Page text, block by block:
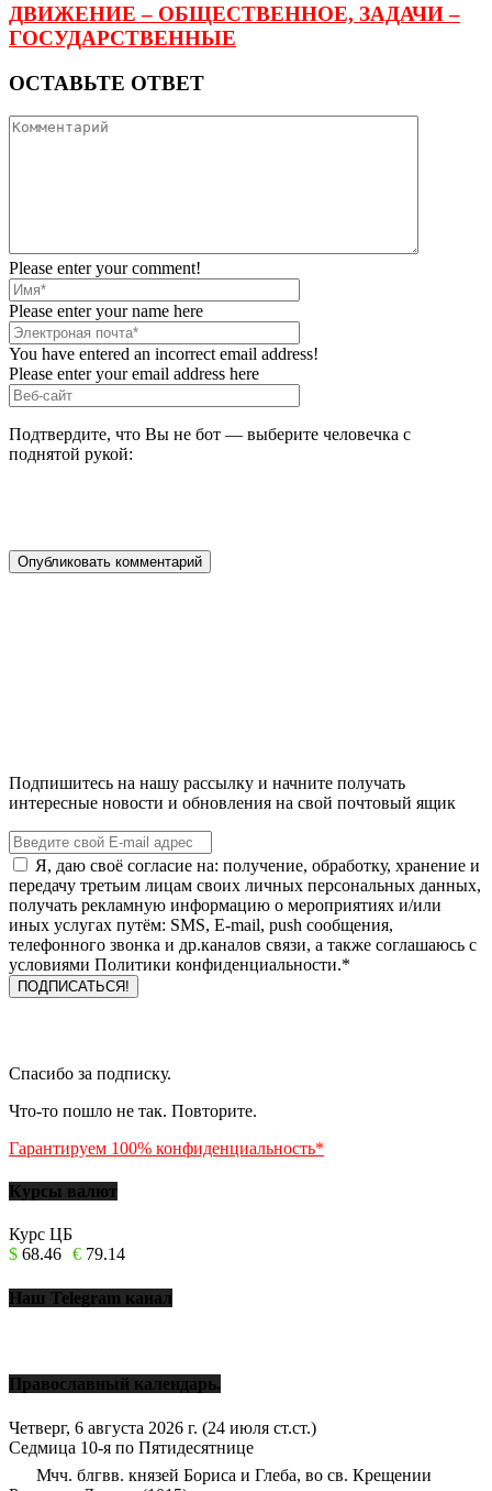
ДВИЖЕНИЕ – ОБЩЕСТВЕННОЕ, ЗАДАЧИ –
ГОСУДАРСТВЕННЫЕ
ОСТАВЬТЕ ОТВЕТ
Please enter your comment!
Please enter your name here
You have entered an incorrect email address!
Please enter your email address here
Подтвердите, что Вы не бот — выберите человечка с
поднятой рукой:
Подпишитесь на нашу рассылку и начните получать
интересные новости и обновления на свой почтовый ящик
Я, даю своё согласие на: получение, обработку, хранение и
передачу третьим лицам своих личных персональных данных,
получать рекламную информацию о мероприятиях и/или
иных услугах путём: SMS, E-mail, push сообщения,
телефонного звонка и др.каналов связи, а также соглашаюсь с
условиями Политики конфиденциальности.*
Спасибо за подписку.
Что-то пошло не так. Повторите.
Гарантируем 100% конфиденциальность*
Курсы валют
Курс ЦБ
$ 68.46 € 79.14
Наш Telegram канал
Православный календарь.
Четверг, 6 августа 2026 г. (24 июля ст.ст.)
Седмица 10-я по Пятидесятнице
Мчч. блгвв. князей Бориса и Глеба, во св. Крещении